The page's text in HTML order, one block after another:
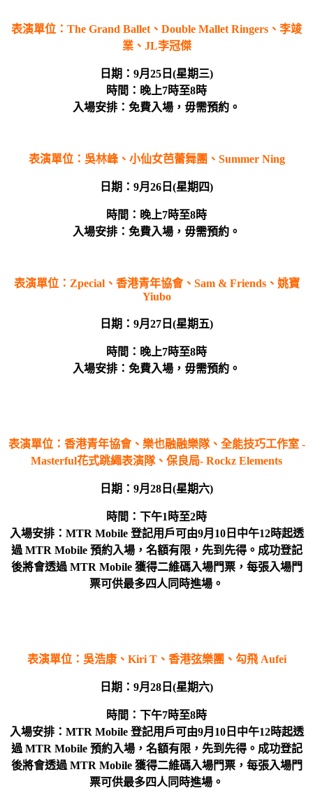
表演單位： The Grand Ballet 、 Double Mallet Ringers 、李竣
業、 JL李冠傑
日期： 9月 25 日 (星期三)
時間： 晚上7時至8時
入場安排：免費入場，毋需預約。
表演單位： 吳林峰、小仙女芭蕾舞團、 Summer Ning
日期： 9月26日(星期四)
時間： 晚上7時至8時
入場安排：免費入場，毋需預約。
表演單位： Zpecial、香港青年協會、 Sam & Friends、姚寶
Yiubo
日期： 9月27日(星期五)
時間： 晚上7時至8時
入場安排：免費入場，毋需預約。
表演單位： 香港青年協會、樂也融融樂隊、全能技巧工作室-
Masterful花式跳繩表演隊、保良局- Rockz Elements
日期： 9月28日(星期六)
時間： 下午1 時至2時
入場安排：MTR Mobile 登記用戶可由9月 10日中午12時起透
過MTR Mobile 預約入場，名額有限，先到先得。成功登記
後將會透過MTR Mobile 獲得二維碼入場門票，每張入場門
票可供最多四人同時進場。
表演單位： 吳浩康、 Kiri T、香港弦樂團、勾飛Aufei
日期： 9月28日(星期六)
時間： 下午7時至8時
入場安排：MTR Mobile 登記用戶可由9月 10日中午12時起透
過MTR Mobile 預約入場，名額有限，先到先得。成功登記
後將會透過MTR Mobile 獲得二維碼入場門票，每張入場門
票可供最多四人同時進場。